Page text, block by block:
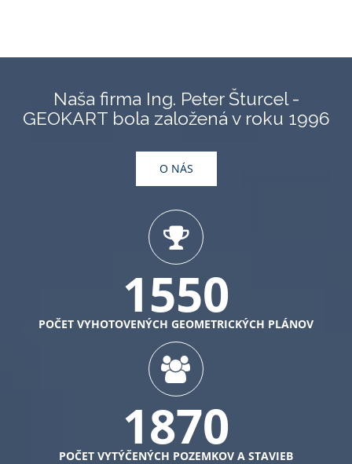
Naša firma Ing. Peter Šturcel -
GEOKART bola založená v roku 1996
O NÁS
1550
POČET VYHOTOVENÝCH GEOMETRICKÝCH PLÁNOV
1870
POČET VYTÝČENÝCH POZEMKOV A STAVIEB